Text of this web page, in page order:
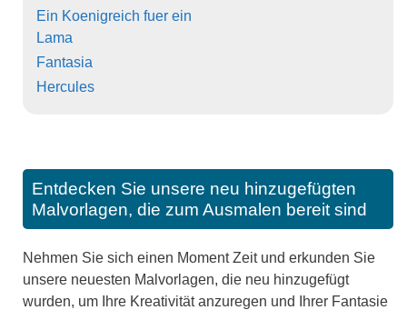
Ein Koenigreich fuer ein
Lama
Fantasia
Hercules
Entdecken Sie unsere neu hinzugefügten
Malvorlagen, die zum Ausmalen bereit sind
Nehmen Sie sich einen Moment Zeit und erkunden Sie
unsere neuesten Malvorlagen, die neu hinzugefügt
wurden, um Ihre Kreativität anzuregen und Ihrer Fantasie